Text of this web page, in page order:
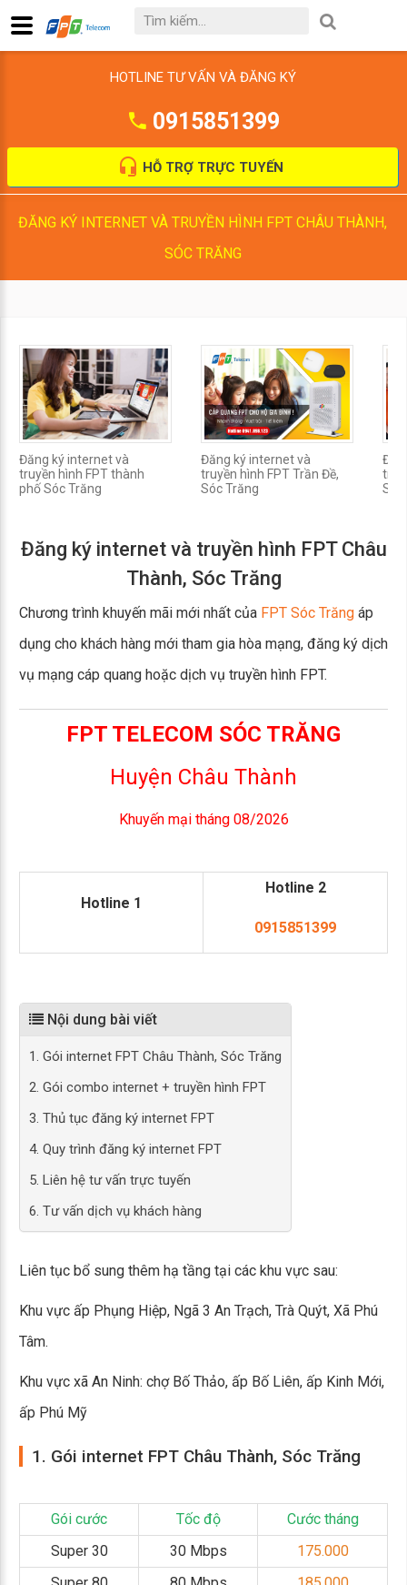
HOTLINE TƯ VẤN VÀ ĐĂNG KÝ
0915851399
HỖ TRỢ TRỰC TUYẾN
ĐĂNG KÝ INTERNET VÀ TRUYỀN HÌNH FPT CHÂU THÀNH,
SÓC TRĂNG
Đăng ký internet và
truyền hình FPT thành
phố Sóc Trăng
Đăng ký internet và
truyền hình FPT Trần Đề,
Sóc Trăng
Sóc
Đăng ký internet và truyền hình FPT Châu
Thành, Sóc Trăng
Chương trình khuyến mãi mới nhất của FPT Sóc Trăng áp
dụng cho khách hàng mới tham gia hòa mạng, đăng ký dịch
vụ mạng cáp quang hoặc dịch vụ truyền hình FPT.
FPT TELECOM SÓC TRĂNG
Huyện Châu Thành
Khuyến mại tháng 08/2026
Hotline 1
Hotline 2
0915851399
Nội dung bài viết
1. Gói internet FPT Châu Thành, Sóc Trăng
2. Gói combo internet + truyền hình FPT
3. Thủ tục đăng ký internet FPT
4. Quy trình đăng ký internet FPT
5. Liên hệ tư vấn trực tuyến
6. Tư vấn dịch vụ khách hàng
Liên tục bổ sung thêm hạ tầng tại các khu vực sau:
Khu vực ấp Phụng Hiệp, Ngã 3 An Trạch, Trà Quýt, Xã Phú
Tâm.
Khu vực xã An Ninh: chợ Bố Thảo, ấp Bố Liên, ấp Kinh Mới,
ấp Phú Mỹ
1. Gói internet FPT Châu Thành, Sóc Trăng
Gói cước Tốc độ
Cước tháng
Super 30
30 Mbps
175.000